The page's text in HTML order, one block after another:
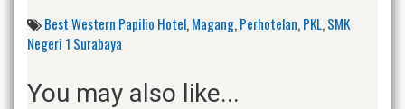
Best Western Papilio Hotel,Magang,Perhotelan,PKL,SMK
Negeri 1 Surabaya
You may also like...